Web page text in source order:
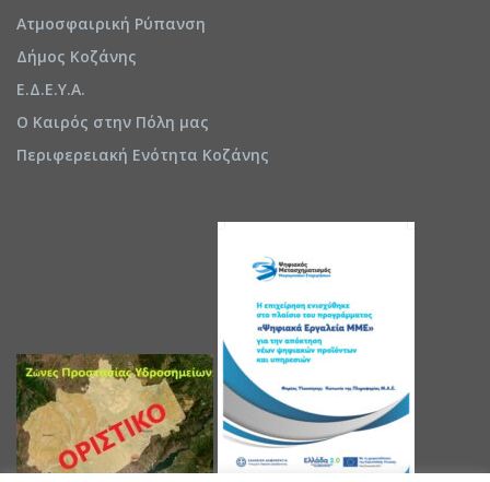
Ατμοσφαιρική Ρύπανση
Δήμος Κοζάνης
Ε.Δ.Ε.Υ.Α.
Ο Καιρός στην Πόλη μας
Περιφερειακή Ενότητα Κοζάνης